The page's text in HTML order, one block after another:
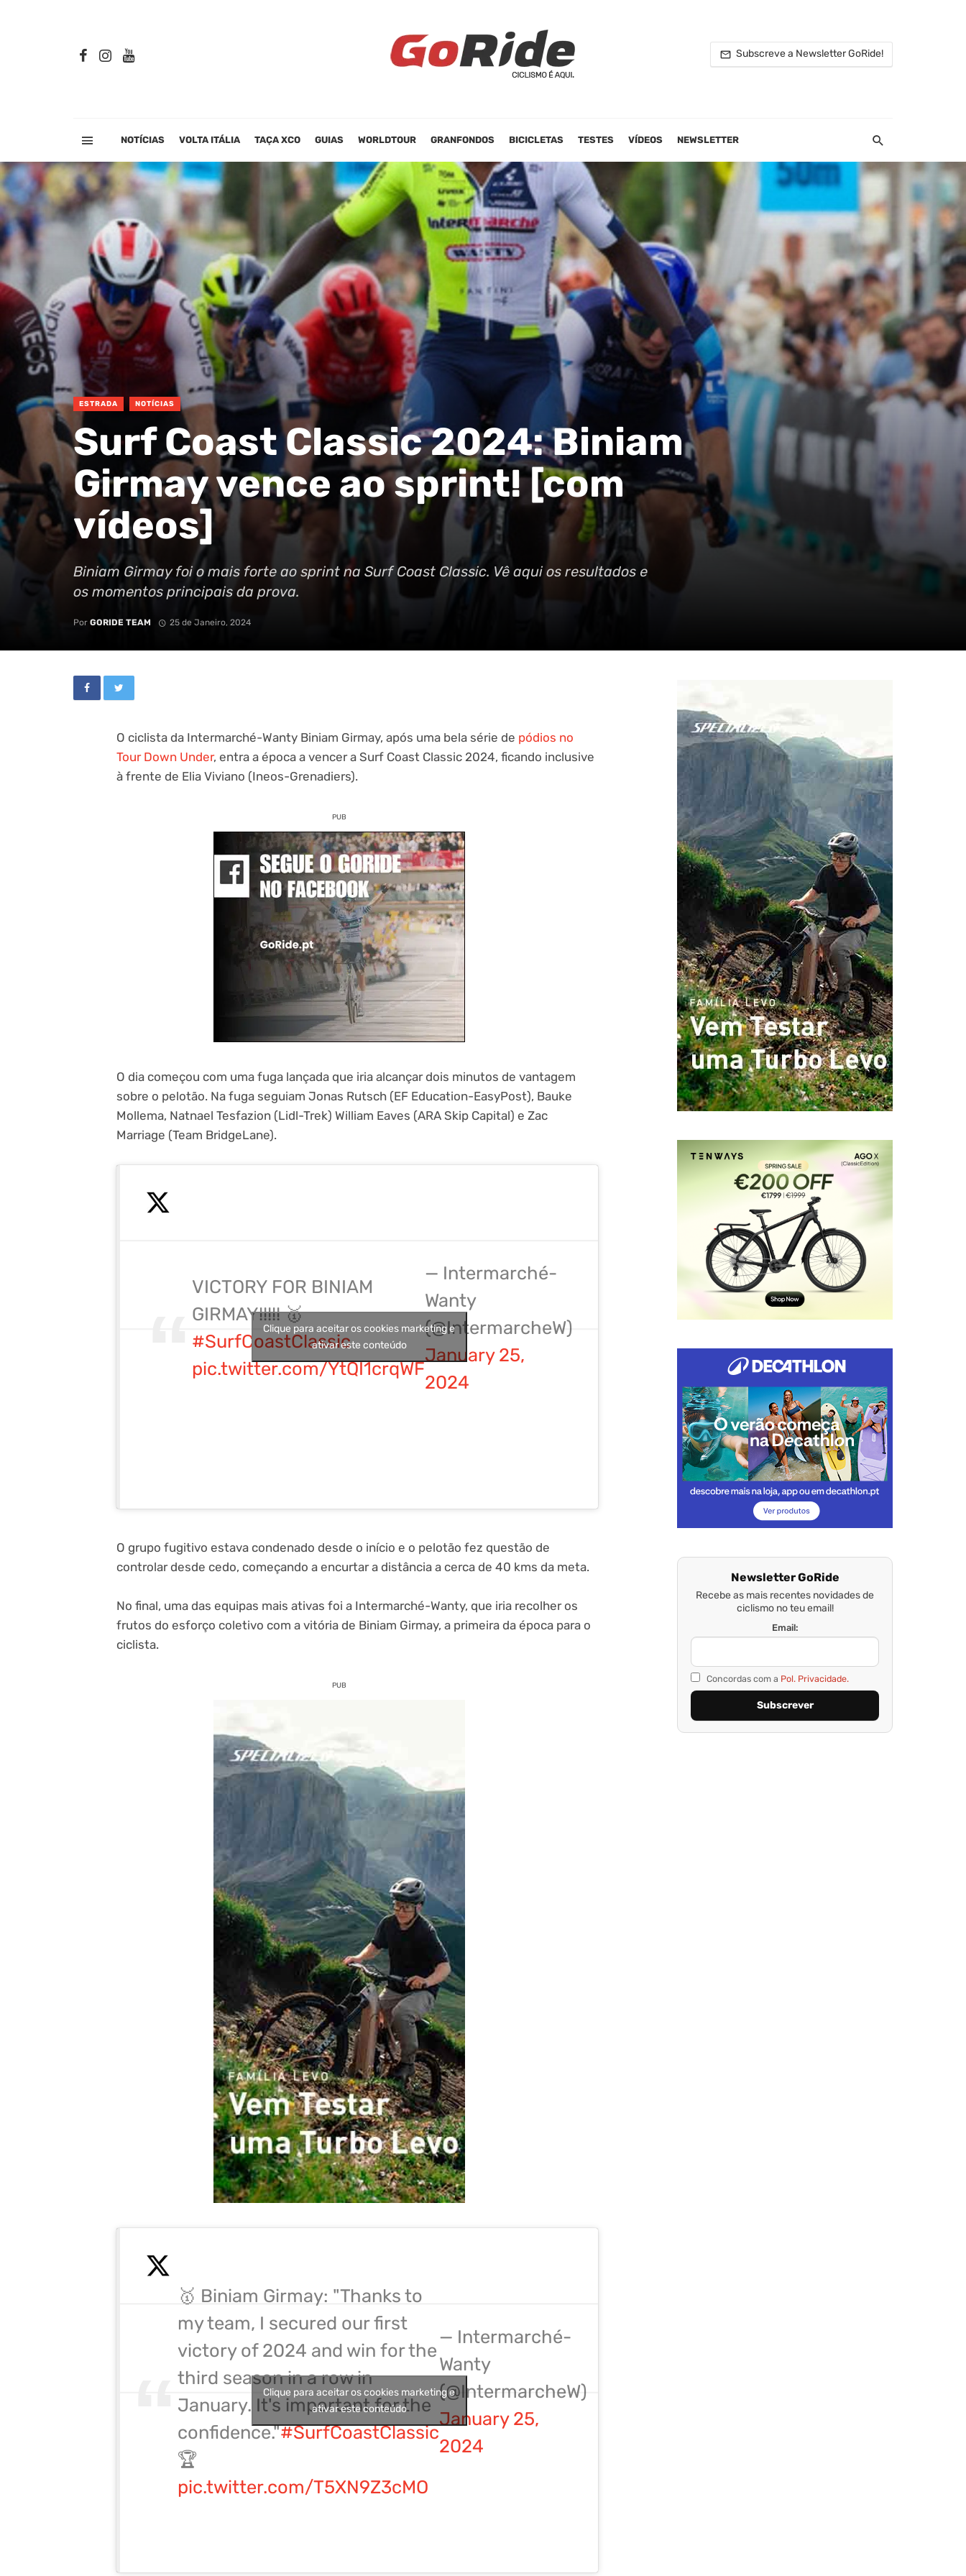
Subscreve a Newsletter GoRide!
NOTÍCIAS VOLTA ITÁLIA TAÇA XCO GUIAS WORLDTOUR GRANFONDOS BICICLETAS TESTES VÍDEOS NEWSLETTER
ESTRADA NOTÍCIAS
Surf Coast Classic 2024: Biniam
Girmay vence ao sprint! [com
vídeos]
Biniam Girmay foi o mais forte ao sprint na Surf Coast Classic. Vê aqui os resultados e
os momentos principais da prova.
Por GORIDE TEAM 25 de Janeiro, 2024
O ciclista da Intermarché-Wanty Biniam Girmay, após uma bela série de pódios no
Tour Down Under, entra a época a vencer a Surf Coast Classic 2024, ficando inclusive
à frente de Elia Viviano (Ineos-Grenadiers).
PUB
O dia começou com uma fuga lançada que iria alcançar dois minutos de vantagem
sobre o pelotão. Na fuga seguiam Jonas Rutsch (EF Education-EasyPost), Bauke
Mollema, Natnael Tesfazion (Lidl-Trek) William Eaves (ARA Skip Capital) e Zac
Marriage (Team BridgeLane).
VICTORY FOR BINIAM
GIRMAY!!!!! 🥇
#SurfCoastClassic
pic.twitter.com/YtQI1crqWF
— Intermarché-
Wanty
(@IntermarcheW)
January 25,
2024
Clique para aceitar os cookies marketing e
ativar este conteúdo
O grupo fugitivo estava condenado desde o início e o pelotão fez questão de
controlar desde cedo, começando a encurtar a distância a cerca de 40 kms da meta.
No final, uma das equipas mais ativas foi a Intermarché-Wanty, que iria recolher os
frutos do esforço coletivo com a vitória de Biniam Girmay, a primeira da época para o
ciclista.
PUB
🥇 Biniam Girmay: "Thanks to
my team, I secured our first
victory of 2024 and win for the
third season in a row in
January. It's important for the
confidence."#SurfCoastClassic
🏆
pic.twitter.com/T5XN9Z3cMO
— Intermarché-
Wanty
(@IntermarcheW)
January 25,
2024
Clique para aceitar os cookies marketing e
ativar este conteúdo
Newsletter GoRide
Recebe as mais recentes novidades de
ciclismo no teu email!
Email:
Concordas com a Pol. Privacidade.